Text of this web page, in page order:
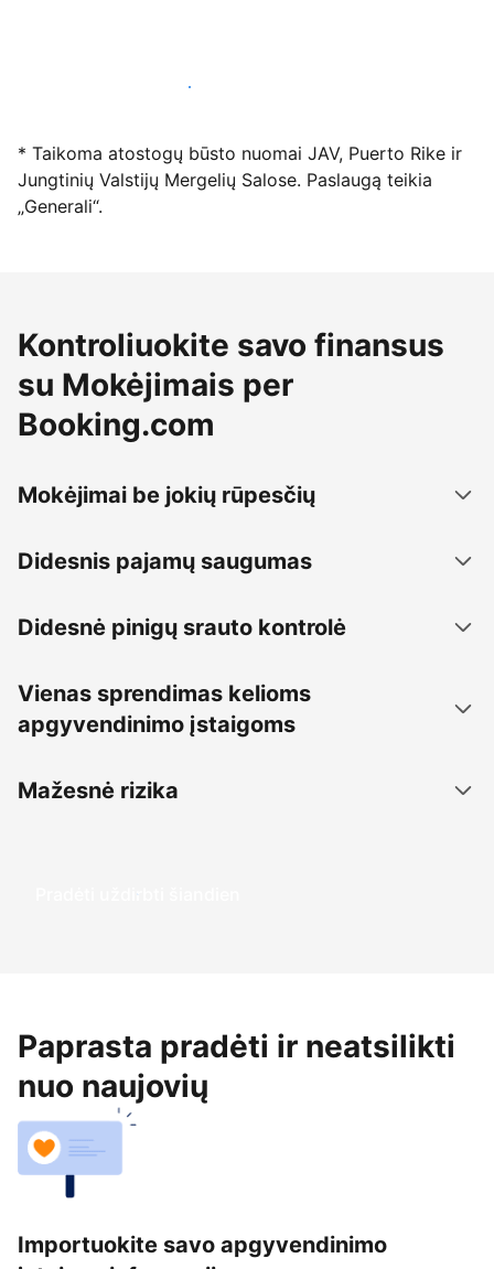
Registruotis mūsų platformoje dabar
* Taikoma atostogų būsto nuomai JAV, Puerto Rike ir
Jungtinių Valstijų Mergelių Salose. Paslaugą teikia
„Generali“.
Kontroliuokite savo finansus
su Mokėjimais per
Booking.com
Mokėjimai be jokių rūpesčių
Didesnis pajamų saugumas
Didesnė pinigų srauto kontrolė
Vienas sprendimas kelioms
apgyvendinimo įstaigoms
Mažesnė rizika
Pradėti uždirbti šiandien
Paprasta pradėti ir neatsilikti
nuo naujovių
Importuokite savo apgyvendinimo